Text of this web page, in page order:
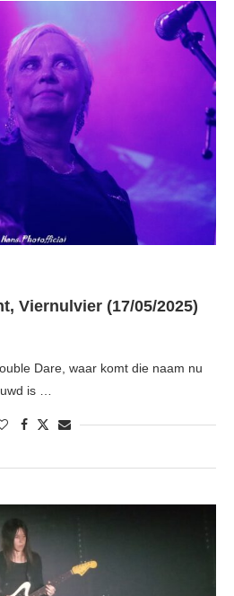
Viernulvier (17/05/2025)
Dare, waar komt die naam nu
is …